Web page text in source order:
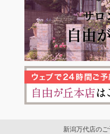
新潟万代店の